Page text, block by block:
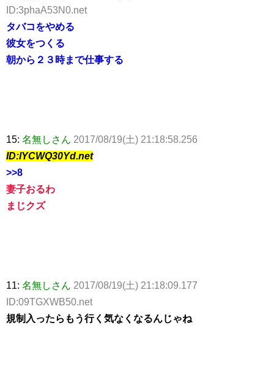
ID:3phaA53N0.net
タバコをやめる
彼女をつくる
朝から２３時まで仕事する
15: 名無しさん 2017/08/19(土) 21:18:58.256
ID:lYCWQ30Yd.net
>>8
妻子おるわ
まじクズ
11: 名無しさん 2017/08/19(土) 21:18:09.177
ID:09TGXWB50.net
規制入ったらもう行く気なくなるんじゃね